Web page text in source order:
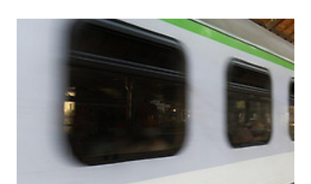
방문하실 계획이 있다면 도움이 되었으면 합니다. 삿포로 교통패스 종류,
가격 비교 사용방법 삿포로 교통패스 종류, 가격 비교 사용방법 현금 구
매 주의할 점삿포로는 일본 홋카이도의 대표적인 관광도시로 도보로 다
니기는 어렵고 대중교통 이용이 필수입니다. 삿포로에는 다양한 교통패
스가 있는데 이를 활용하여 여행자의 동선과 예산을 효율적으
janjan167.com삿포로 공..